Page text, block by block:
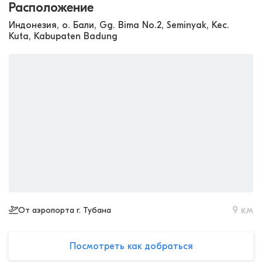
Расположение
Индонезия, о. Бали, Gg. Bima No.2, Seminyak, Kec.
Kuta, Kabupaten Badung
От аэропорта г. Тубана 9 км
Посмотреть как добраться